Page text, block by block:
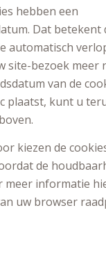
hebben een
Dat betekent
automatisch
site-bezoek meer
van de
plaatst, kunt u
kiezen de
de
meer informatie
uw browser